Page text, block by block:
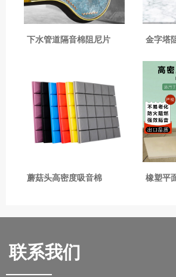
下水管道隔音棉阻尼片 金字塔
蘑菇头高密度吸音棉 橡塑平
联系我们